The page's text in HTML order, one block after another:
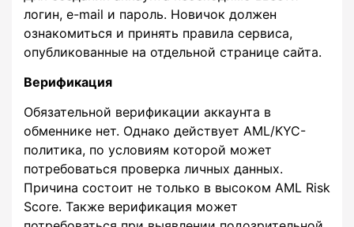
логин, e-mail и пароль. Новичок должен
ознакомиться и принять правила сервиса,
опубликованные на отдельной странице сайта.
Верификация
Обязательной верификации аккаунта в
обменнике нет. Однако действует AML/KYC-
политика, по условиям которой может
потребоваться проверка личных данных.
Причина состоит не только в высоком AML Risk
Score. Также верификация может